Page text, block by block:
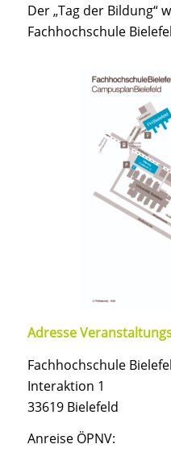
Der „Tag der Bildung“
Fachhochschule
Adresse
Fachhochschule
Interaktion 1
33619 Bielefeld
Anreise ÖPNV: